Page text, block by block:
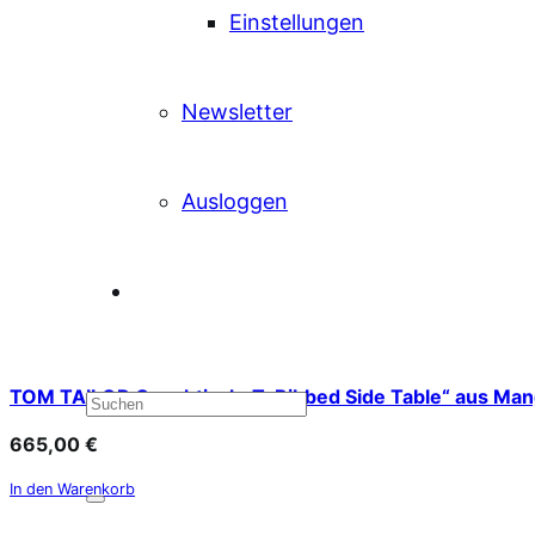
Einstellungen
Newsletter
Ausloggen
TOM TAILOR Couchtisch „T-Ribbed Side Table“ aus
665,00 €
In den Warenkorb